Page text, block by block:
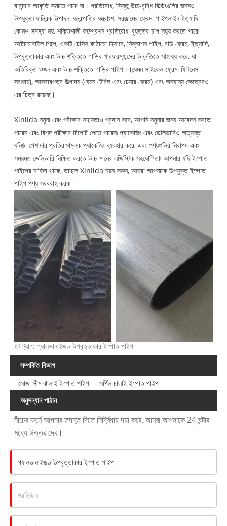
বারান্দার আকৃতি কমাতে পারে না। প্রতিরোধ, কিন্তু উচ্চ-বৃদ্ধি বিল্ডিংগুলির জন্যও
উপযুক্ত৷ যান্ত্রিক উত্পাদন, যন্ত্রপাতির যন্ত্রাংশ, সরঞ্জামের ফ্রেম, পাইপলাইন ইত্যাদি
কোনও সমস্যা নয়, শক্তিশালী কম্প্রেশন প্রতিরোধ, বৃহত্তর চাপ সহ্য করতে পারে৷
অটোমোবাইল শিল্পে, একটি চেসিস কাঠামো হিসাবে, নিষ্কাশন পাইপ, বডি ফ্রেম, ইত্যাদি,
উপবৃত্তাকার এবং উচ্চ শক্তিতে গাড়ির পারফরম্যান্সের উন্নতিতে সাহায্য করে, যা
অতিরিক্ত ওজন এবং উচ্চ শক্তিতে গাড়ির পাইপ। (যেমন সাইকেল ফ্রেম, ফিটনেস
সরঞ্জাম), আসবাবপত্র উত্পাদন (যেমন টেবিল এবং চেয়ার ফ্রেম) এবং অন্যান্য ক্ষেত্রেরও
এর চিত্র রয়েছে।
Xinlida নমুনা এবং পরীক্ষার সহায়তাও প্রদান করে, আপনি নমুনার জন্য আবেদন করতে
পারেন এবং বিশদ পরীক্ষার রিপোর্ট পেতে পারেন৷ প্যাকেজিং এবং ডেলিভারিও অত্যন্ত
ঘনিষ্ঠ, পেশাদার প্রতিরক্ষামূলক প্যাকেজিং ব্যবহার করে, এবং পণ্যগুলির নিরাপদ এবং
সময়মত ডেলিভারি নিশ্চিত করতে উচ্চ-মানের লজিস্টিক সহযোগিতা৷ আপনার যদি ইস্পাত
পাইপের চাহিদা থাকে, তাহলে Xinlida চয়ন করুন, আমরা আপনাকে উপযুক্ত ইস্পাত
পাইপ পণ্য সরবরাহ করব৷
হট ট্যাগ: গ্যালভানাইজড উপবৃত্তাকার ইস্পাত পাইপ
সম্পর্কিত বিভাগ
সোজা সীম ঝালাই ইস্পাত পাইপ
সর্পিল ঢালাই ইস্পাত পাইপ
অনুসন্ধান পাঠান
নীচের ফর্মে আপনার তদন্ত দিতে নির্দ্বিধায় দয়া করে. আমরা আপনাকে 24 ঘন্টার
মধ্যে উত্তর দেব।